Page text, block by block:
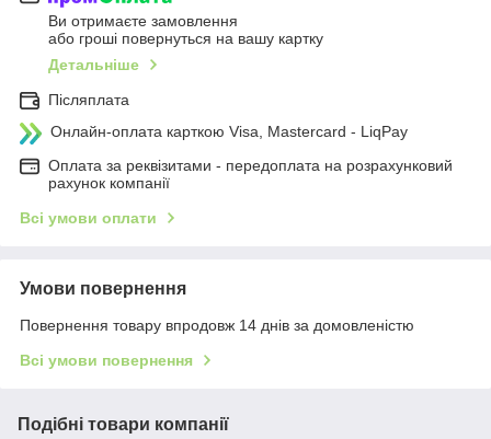
Ви отримаєте замовлення
або гроші повернуться на вашу картку
Детальніше
Післяплата
Онлайн-оплата карткою Visa, Mastercard - LiqPay
Оплата за реквізитами - передоплата на розрахунковий
рахунок компанії
Всі умови оплати
Умови повернення
Повернення товару впродовж 14 днів за домовленістю
Всі умови повернення
Подібні товари компанії